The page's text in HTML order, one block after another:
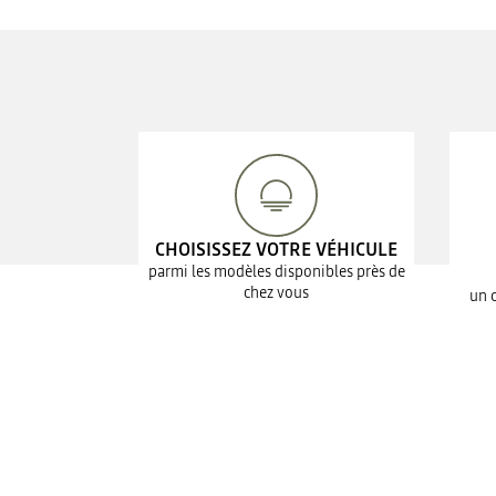
CHOISISSEZ VOTRE VÉHICULE
parmi les modèles disponibles près de
chez vous
un